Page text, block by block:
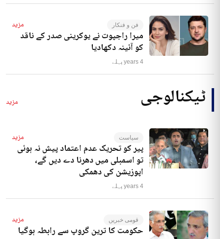
فن و فنکار مزید
میرا راجپوت نے یوکرینی صدر کے ناقد
کو آئینہ دکھادیا
4 years پہلے
ٹیکنالوجی مزید
سیاست مزید
پیر کو تحریک عدم اعتماد پیش نہ ہوئی
تو اسمبلی میں دھرنا دے دیں گے،
اپوزیشن کی دھمکی
4 years پہلے
قومی خبریں مزید
حکومت کا ترین گروپ سے رابطہ ہوگیا